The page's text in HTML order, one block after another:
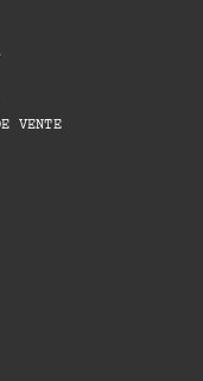
VENTE